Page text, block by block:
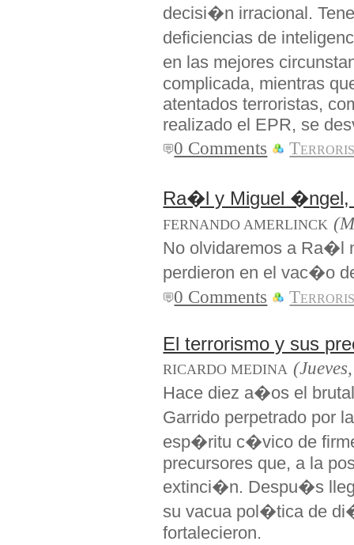
decisi�n irracional.
deficiencias de
en las mejores
complicada, mientras
atentados terroristas,
realizado el EPR, se
0 Comments
Ra�l y Miguel
FERNANDO AMERLINCK
No olvidaremos a Ra�l
perdieron en el vac�o
0 Comments
El terrorismo y sus
RICARDO MEDINA
Hace diez a�os el
Garrido perpetrado por
esp�ritu c�vico de
precursores que, a la
extinci�n. Despu�s
su vacua pol�tica de
fortalecieron.